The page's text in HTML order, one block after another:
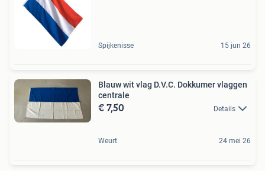
Spijkenisse 15 jun 26
Blauw wit vlag D.V.C. Dokkumer vlaggen
centrale
€ 7,50 Details
Weurt 24 mei 26